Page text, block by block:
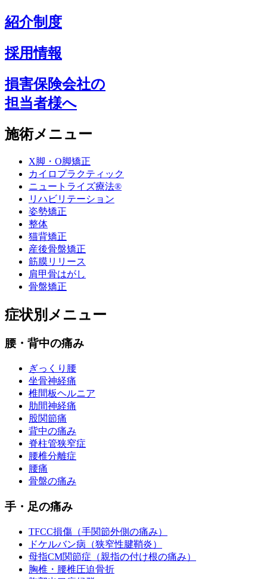
紹介制度
採用情報
損害保険会社の
担当者様へ
施術メニュー
X脚・O脚矯正
カイロプラクティック
ニュートライズ療法®
リハビリテーション
姿勢矯正
整体
猫背矯正
産後骨盤矯正
筋膜リリース
肩甲骨はがし
骨盤矯正
症状別メニュー
腰・背中の痛み
ぎっくり腰
坐骨神経痛
椎間板ヘルニア
肋間神経痛
股関節痛
背中の痛み
脊柱管狭窄症
腰椎分離症
腰痛
骨盤の痛み
手・足の痛み
TFCC損傷（手関節外側の痛み）
ドケルバン病（狭窄性腱鞘炎）
母指CM関節症（親指の付け根の痛み）
胸椎・腰椎圧迫骨折